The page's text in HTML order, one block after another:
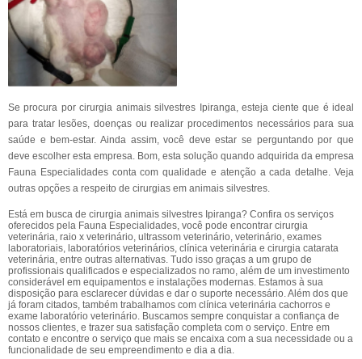
Se procura por cirurgia animais silvestres Ipiranga, esteja ciente que é ideal
para tratar lesões, doenças ou realizar procedimentos necessários para sua
saúde e bem-estar. Ainda assim, você deve estar se perguntando por que
deve escolher esta empresa. Bom, esta solução quando adquirida da empresa
Fauna Especialidades conta com qualidade e atenção a cada detalhe. Veja
outras opções a respeito de cirurgias em animais silvestres.
Está em busca de cirurgia animais silvestres Ipiranga? Confira os serviços
oferecidos pela Fauna Especialidades, você pode encontrar cirurgia
veterinária, raio x veterinário, ultrassom veterinário, veterinário, exames
laboratoriais, laboratórios veterinários, clínica veterinária e cirurgia catarata
veterinária, entre outras alternativas. Tudo isso graças a um grupo de
profissionais qualificados e especializados no ramo, além de um investimento
considerável em equipamentos e instalações modernas. Estamos à sua
disposição para esclarecer dúvidas e dar o suporte necessário. Além dos que
já foram citados, também trabalhamos com clínica veterinária cachorros e
exame laboratório veterinário. Buscamos sempre conquistar a confiança de
nossos clientes, e trazer sua satisfação completa com o serviço. Entre em
contato e encontre o serviço que mais se encaixa com a sua necessidade ou a
funcionalidade de seu empreendimento e dia a dia.